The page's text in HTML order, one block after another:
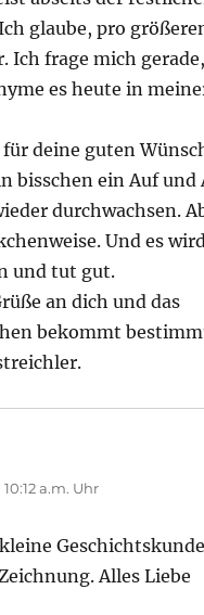
glaube, pro
Ich frage mich
es heute in
deine guten
bisschen ein Auf und
durchwachsen.
Und es
und tut gut.
an dich und das
bekommt
a.m. Uhr
Alles Liebe